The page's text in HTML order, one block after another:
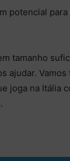
potencial
tamanho
ajudar. Vamos
joga na Itália